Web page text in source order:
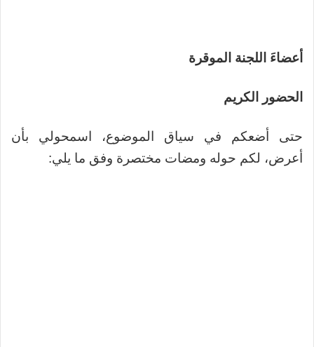
أعضاءَ اللجنة الموقرة
الحضور الكريم
حتى أضعكم في سياق الموضوع، اسمحولي بأن
أعرض، لكم حوله ومضات مختصرة وفق ما يلي: